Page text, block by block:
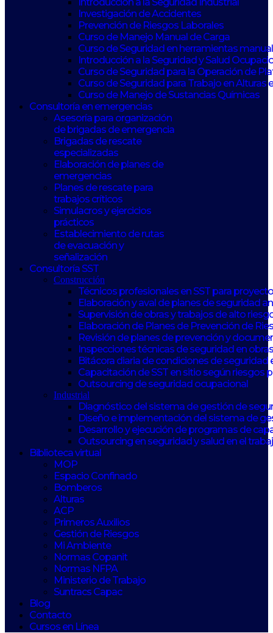
Investigación de Accidentes
Prevención de Riesgos Laborales
Curso de Manejo Manual de Carga
Curso de Seguridad en herramientas
Introducción a la Seguridad y Salud
Curso de Seguridad para la Operación de
Curso de Seguridad para Trabajo en Alturas
Curso de Manejo de Sustancias Químicas
Consultoría en emergencias
Asesoría para organización
de brigadas de emergencia
Brigadas de rescate
especializadas
Elaboración de planes de
emergencias
Planes de rescate para
trabajos críticos
Simulacros y ejercicios
prácticos
Establecimiento de rutas
de evacuación y
señalización
Consultoría SST
Construcción
Técnicos profesionales en SST para
Elaboración y aval de planes de seguridad
Supervisión de obras y trabajos de alto
Elaboración de Planes de Prevención de
Revisión de planes de prevención y
Inspecciones técnicas de seguridad en
Bitácora diaria de condiciones de seguridad
Capacitación de SST en sitio según riesgos
Outsourcing de seguridad ocupacional
Industrial
Diagnóstico del sistema de gestión de
Diseño e implementación del sistema de
Desarrollo y ejecución de programas de
Outsourcing en seguridad y salud en el
Biblioteca virtual
MOP
Espacio Confinado
Bomberos
Alturas
ACP
Primeros Auxilios
Gestión de Riesgos
Mi Ambiente
Normas Copanit
Normas NFPA
Ministerio de Trabajo
Suntracs Capac
Blog
Contacto
Cursos en Línea